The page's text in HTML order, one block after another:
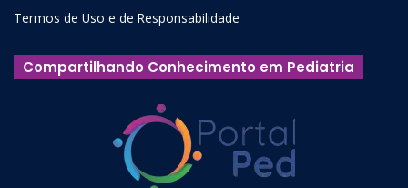
Termos de Uso e de Responsabilidade
Compartilhando Conhecimento em Pediatria